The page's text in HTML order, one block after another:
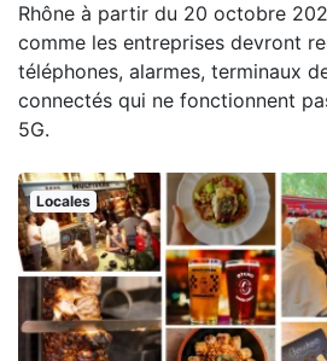
Rhône à partir du 20 octobre
comme les entreprises devront
téléphones, alarmes, terminaux
connectés qui ne fonctionnent
5G.
Locales